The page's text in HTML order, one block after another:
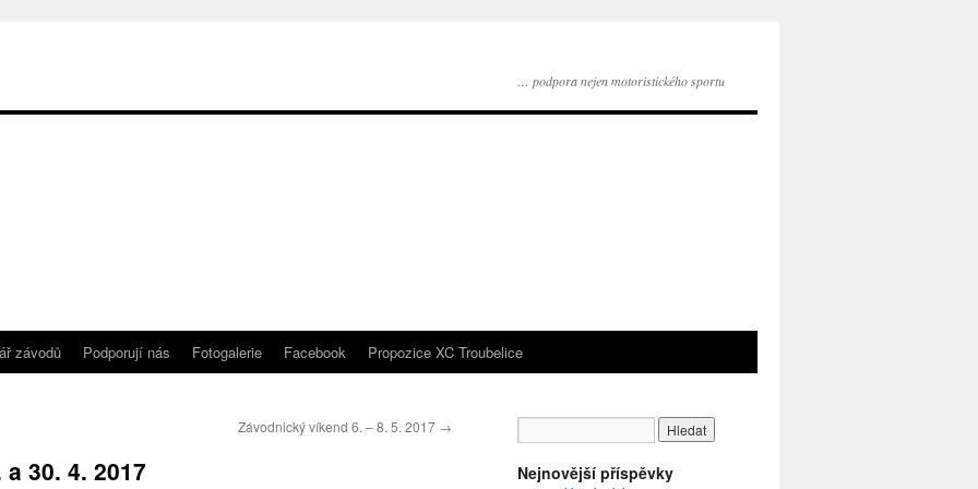
… podpora nejen motoristického sportu
závodů Podporují nás Fotogalerie Facebook Propozice XC Troubelice
Závodnický víkend 6. – 8. 5. 2017 →
30. 4. 2017 Nejnovější příspěvky